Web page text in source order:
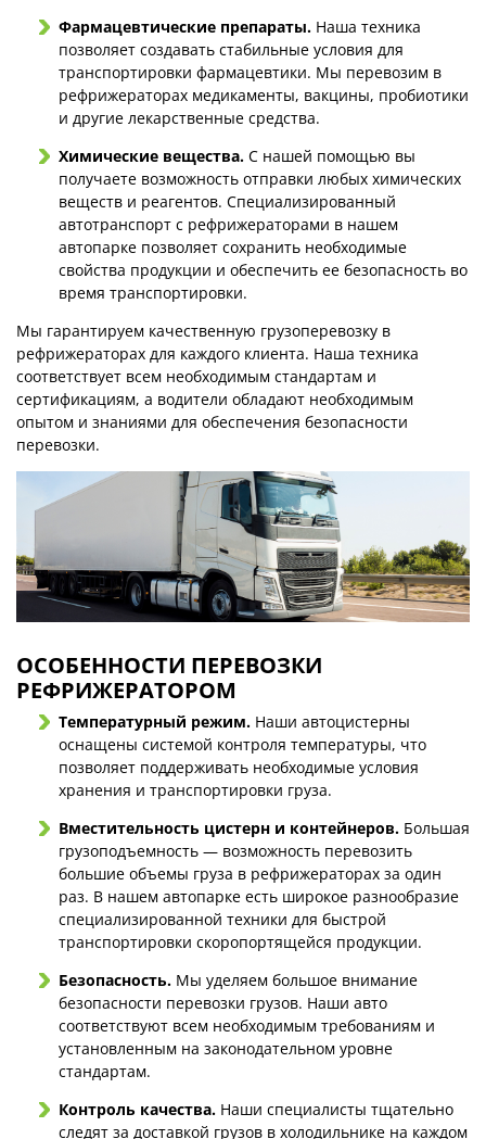
Фармацевтические препараты.Наша техника
позволяет создавать стабильные условия для
транспортировки фармацевтики. Мы перевозим в
рефрижераторах медикаменты, вакцины, пробиотики
и другие лекарственные средства.
Химические вещества.С нашей помощью вы
получаете возможность отправки любых химических
веществ и реагентов. Специализированный
автотранспорт с рефрижераторами в нашем
автопарке позволяет сохранить необходимые
свойства продукции и обеспечить ее безопасность во
время транспортировки.
Мы гарантируем качественную грузоперевозку в
рефрижераторах для каждого клиента. Наша техника
соответствует всем необходимым стандартам и
сертификациям, а водители обладают необходимым
опытом и знаниями для обеспечения безопасности
перевозки.
ОСОБЕННОСТИ ПЕРЕВОЗКИ
РЕФРИЖЕРАТОРОМ
Температурный режим.Наши автоцистерны
оснащены системой контроля температуры, что
позволяет поддерживать необходимые условия
хранения и транспортировки груза.
Вместительность цистерн и контейнеров.Большая
грузоподъемность — возможность перевозить
большие объемы груза в рефрижераторах за один
раз. В нашем автопарке есть широкое разнообразие
специализированной техники для быстрой
транспортировки скоропортящейся продукции.
Безопасность.Мы уделяем большое внимание
безопасности перевозки грузов. Наши авто
соответствуют всем необходимым требованиям и
установленным на законодательном уровне
стандартам.
Контроль качества.Наши специалисты тщательно
следят за доставкой грузов в холодильнике на каждом